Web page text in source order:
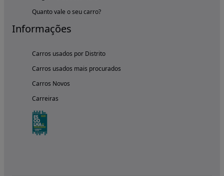
Quanto vale o seu carro?
Informações
Carros usados por Distrito
Carros usados mais procurados
Carros Novos
Carreiras